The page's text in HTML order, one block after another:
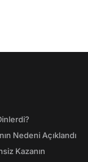
Nedeni Açıklandı
Kazanın